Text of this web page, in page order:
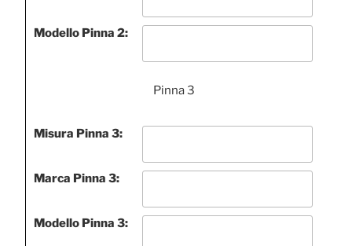
Modello Pinna 2:
Pinna 3
Misura Pinna 3:
Marca Pinna 3:
Modello Pinna 3: